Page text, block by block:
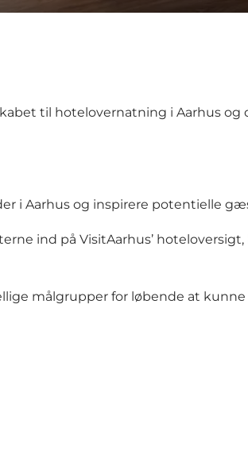
til hotelovernatning i Aarhus
i Aarhus og inspirere potentielle
ind på VisitAarhus’
målgrupper for løbende at